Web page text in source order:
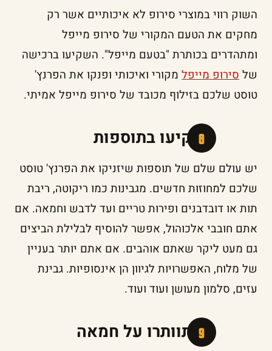
השוק רווי במוצרי סירופ לא איכותיים אשר רק
מחקים את הטעם המקורי של סירופ מייפל
ומתהדרים בכותרת "בטעם מייפל". השקיעו ברכישה
שלסירופ מייפל מקורי ואיכותי ופנקו את הפרנץ'
טוסט שלכם בזילוף מכובד של סירופ מייפל אמיתי.
השקיעו בתוספות
יש עולם שלם של תוספות שיזניקו את הפרנץ' טוסט
שלכם למחוזות חדשים. מגבינות כמו ריקוטה, ריבת
תות או דובדבנים ופירות טריים ועד לדבש וחמאה. אם
אתם חובבי אלכוהול, אפשר להוסיף לבלילת הביצים
גם מעט ליקר שאתם אוהבים. אם אתם יותר בעניין
של מלוח, האפשרויות לגיוון הן אינסופיות. גבינת
עזים, סלמון מעושן ועוד ועוד.
אל תוותרו על חמאה